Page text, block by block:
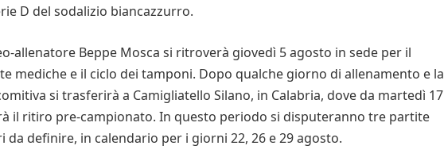
D del sodalizio biancazzurro.
allenatore Beppe Mosca si ritroverà giovedì 5 agosto in sede per il
mediche e il ciclo dei tamponi. Dopo qualche giorno di allenamento e la
si trasferirà a Camigliatello Silano, in Calabria, dove da martedì 17
il ritiro pre-campionato. In questo periodo si disputeranno tre partite
da definire, in calendario per i giorni 22, 26 e 29 agosto.